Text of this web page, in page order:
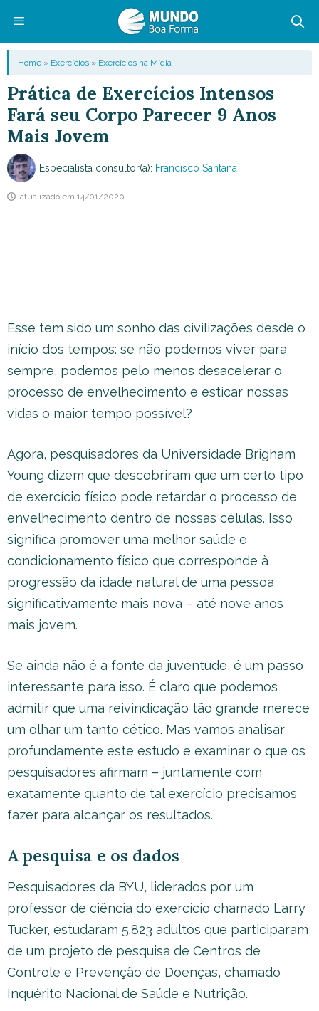
conteúdo
Menu
Home » Exercícios » Exercícios na Mídia
Prática de Exercícios Intensos
Fará seu Corpo Parecer 9 Anos
Mais Jovem
Especialista consultor(a): Francisco Santana
atualizado em 14/01/2020
Esse tem sido um sonho das civilizações desde o
início dos tempos: se não podemos viver para
sempre, podemos pelo menos desacelerar o
processo de envelhecimento e esticar nossas
vidas o maior tempo possível?
Agora, pesquisadores da Universidade Brigham
Young dizem que descobriram que um certo tipo
de exercício físico pode retardar o processo de
envelhecimento dentro de nossas células. Isso
significa promover uma melhor saúde e
condicionamento físico que corresponde à
progressão da idade natural de uma pessoa
significativamente mais nova – até nove anos
mais jovem.
Se ainda não é a fonte da juventude, é um passo
interessante para isso. É claro que podemos
admitir que uma reivindicação tão grande merece
um olhar um tanto cético. Mas vamos analisar
profundamente este estudo e examinar o que os
pesquisadores afirmam – juntamente com
exatamente quanto de tal exercício precisamos
fazer para alcançar os resultados.
A pesquisa e os dados
Pesquisadores da BYU, liderados por um
professor de ciência do exercício chamado Larry
Tucker, estudaram 5.823 adultos que participaram
de um projeto de pesquisa de Centros de
Controle e Prevenção de Doenças, chamado
Inquérito Nacional de Saúde e Nutrição.